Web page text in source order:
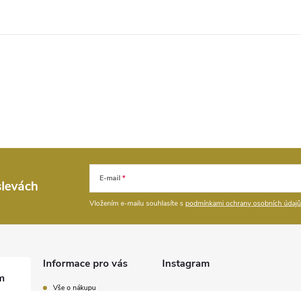
E-mail
Vložením e-mailu souhlasíte s podmínkami ochrany osobních údajů
Informace pro vás
Vše o nákupu
Instagram